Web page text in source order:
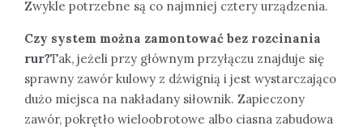
Zwykle potrzebne są co najmniej cztery urządzenia.
Czy system można zamontować bez rozcinania
rur?Tak, jeżeli przy głównym przyłączu znajduje się
sprawny zawór kulowy z dźwignią i jest wystarczająco
dużo miejsca na nakładany siłownik. Zapieczony
zawór, pokrętło wieloobrotowe albo ciasna zabudowa